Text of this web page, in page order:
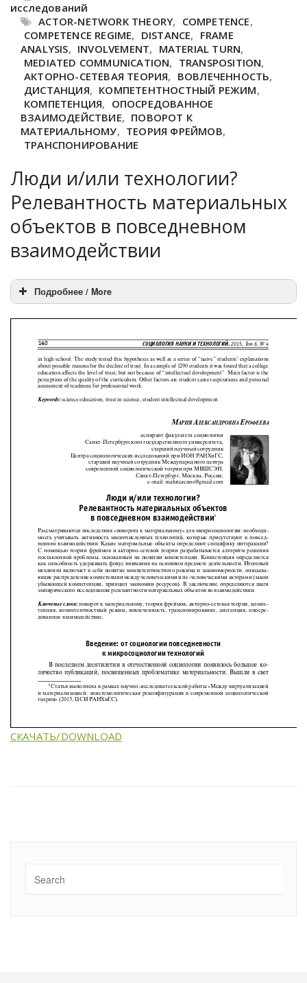
исследований
ACTOR-NETWORK THEORY, COMPETENCE,
COMPETENCE REGIME, DISTANCE, FRAME
ANALYSIS, INVOLVEMENT, MATERIAL TURN,
MEDIATED COMMUNICATION, TRANSPOSITION,
АКТОРНО-СЕТЕВАЯ ТЕОРИЯ, ВОВЛЕЧЕННОСТЬ,
ДИСТАНЦИЯ, КОМПЕТЕНТНОСТНЫЙ РЕЖИМ,
КОМПЕТЕНЦИЯ, ОПОСРЕДОВАННОЕ
ВЗАИМОДЕЙСТВИЕ, ПОВОРОТ К
МАТЕРИАЛЬНОМУ, ТЕОРИЯ ФРЕЙМОВ,
ТРАНСПОНИРОВАНИЕ
Люди и/или технологии?
Релевантность материальных
объектов в повседневном
взаимодействии
Подробнее / More
СКАЧАТЬ/DOWNLOAD